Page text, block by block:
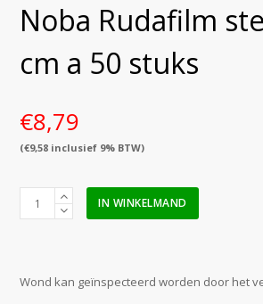
Noba Rudafilm
cm a 50 stuks
€8,79
(€9,58 inclusief 9% BTW)
Rudafilm
5
IN WINKELMAND
Wond kan geïnspecteerd worden door het